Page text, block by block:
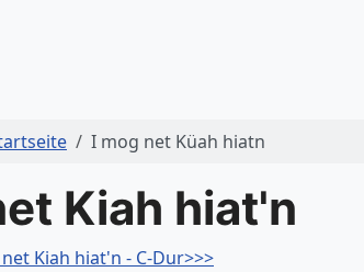
I mog net Küah hiatn
Kiah hiat'n
Kiah hiat'n - C-Dur>>>